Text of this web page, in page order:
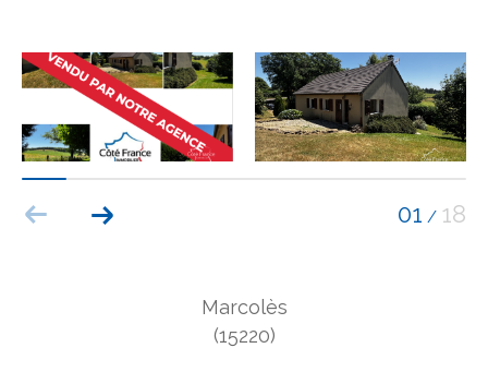
01 / 18
Marcolès
(15220)
AFFINER LES CRITÈRES
TERRASSE PARKING PISCINE